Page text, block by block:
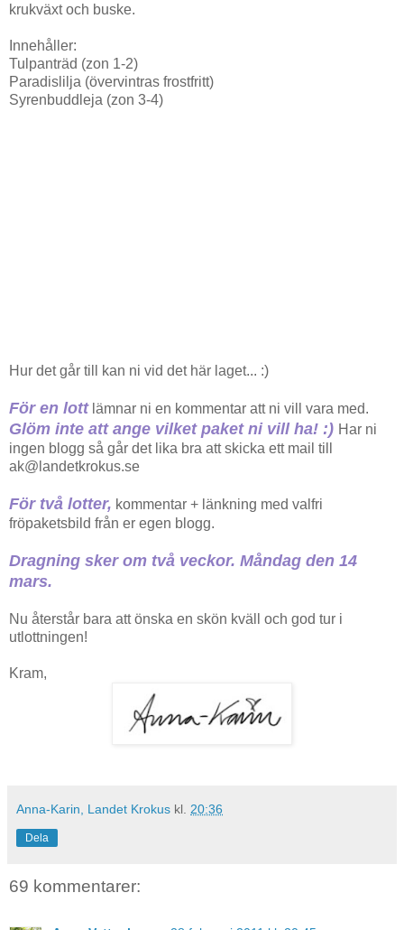
krukväxt och buske.
Innehåller:
Tulpanträd (zon 1-2)
Paradislilja (övervintras frostfritt)
Syrenbuddleja (zon 3-4)
Hur det går till kan ni vid det här laget... :)
För en lottlämnar ni en kommentar att ni vill vara med.
Glöm inte att ange vilket paket ni vill ha! :) Har ni
ingen blogg så går det lika bra att skicka ett mail till
ak@landetkrokus.se
För två lotter, kommentar + länkning med valfri
fröpaketsbild från er egen blogg.
Dragning sker om två veckor. Måndag den 14
mars.
Nu återstår bara att önska en skön kväll och god tur i
utlottningen!
Kram,
Anna-Karin, Landet Krokus kl. 20:36
Dela
69 kommentarer: